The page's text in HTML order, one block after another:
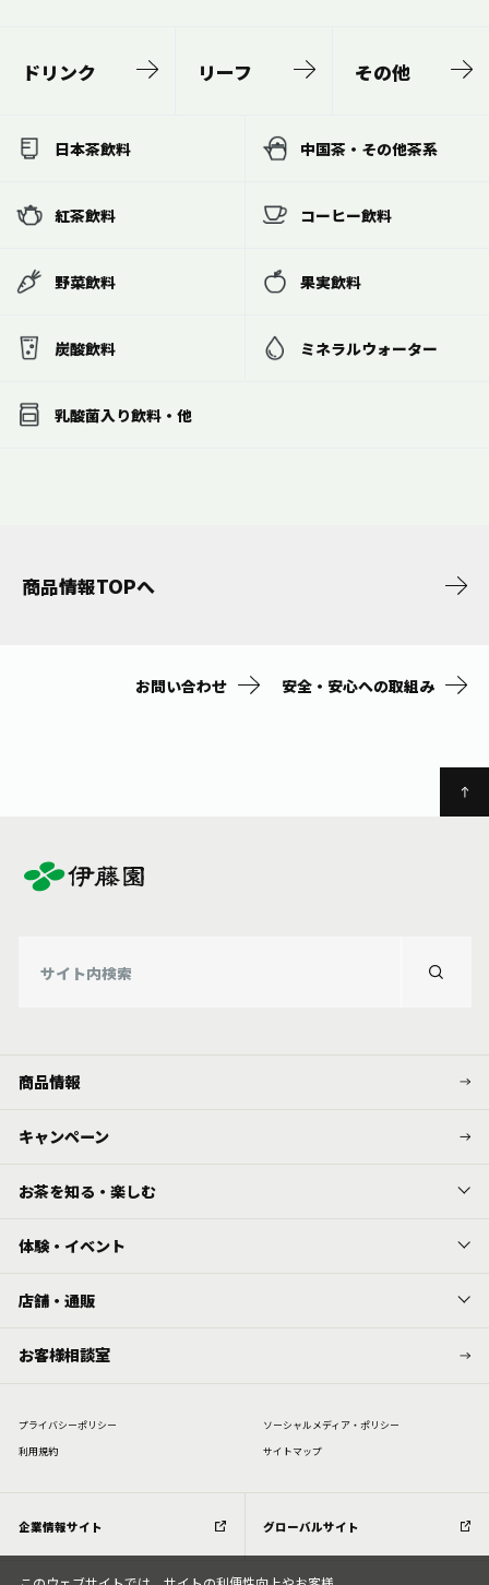
ドリンク リーフ その他
日本茶飲料 中国茶・その他茶系
紅茶飲料 コーヒー飲料
野菜飲料 果実飲料
炭酸飲料 ミネラルウォーター
乳酸菌入り飲料・他
商品情報TOPへ
お問い合わせ 安全・安心への取組み
商品情報
キャンペーン
お茶を知る・楽しむ
体験・イベント
店舗・通販
お客様相談室
プライバシーポリシー
ソーシャルメディア・ポリシー
利⽤規約
サイトマップ
企業情報サイト グローバルサイト